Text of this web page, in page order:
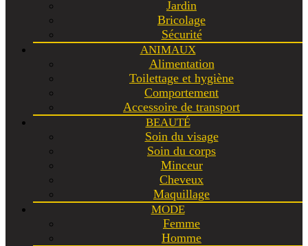
Jardin
Bricolage
Sécurité
ANIMAUX
Alimentation
Toilettage et hygiène
Comportement
Accessoire de transport
BEAUTÉ
Soin du visage
Soin du corps
Minceur
Cheveux
Maquillage
MODE
Femme
Homme